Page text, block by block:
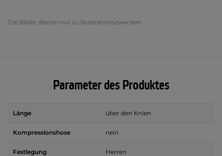
Die Bilder dienen nur zu Illustrationszwecken.
Parameter des Produktes
Länge über den Knien
Kompressionshose nein
Festlegung Herren